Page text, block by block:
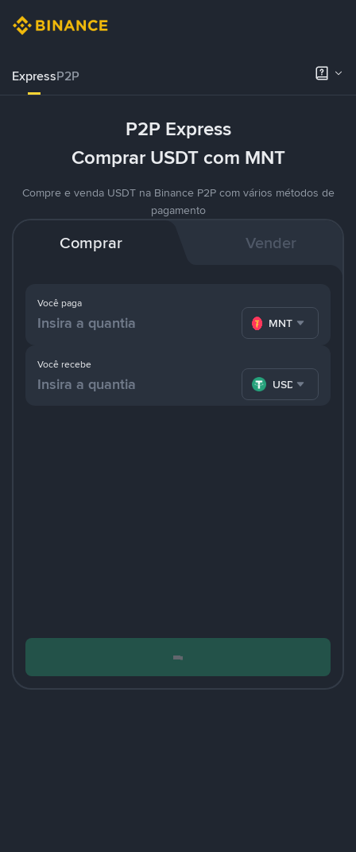
ExpressP2P
P2P Express
Comprar USDT com MNT
Compre e venda USDT na Binance P2P com vários métodos de
pagamento
Comprar Vender
Você paga
MNT
Você recebe
USDT